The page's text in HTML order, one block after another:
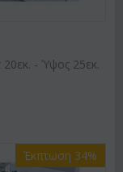
- Ύψος 25εκ.
Έκπτωση 34%